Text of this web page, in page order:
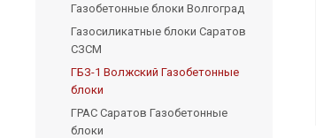
Газобетонные блоки Волгоград
Газосиликатные блоки Саратов
СЗСМ
ГБЗ-1 Волжский Газобетонные
блоки
ГРАС Саратов Газобетонные
блоки